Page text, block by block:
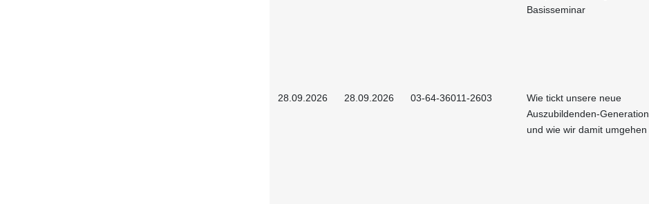
Basisseminar
28.09.2026 28.09.2026 03-64-36011-2603
Wie tickt unsere neue
Auszubildenden-Generation
und wie wir damit umgehen